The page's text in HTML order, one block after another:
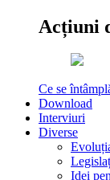
Acțiuni
Ce se
Download
Interviuri
Diverse
Idei